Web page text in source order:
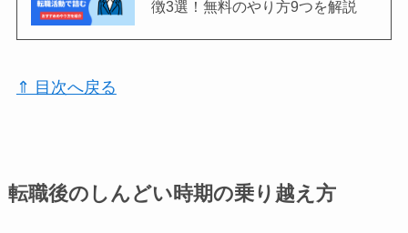
徴3選！無料のやり方9つを解説
⇑ 目次へ戻る
転職後のしんどい時期の乗り越え方